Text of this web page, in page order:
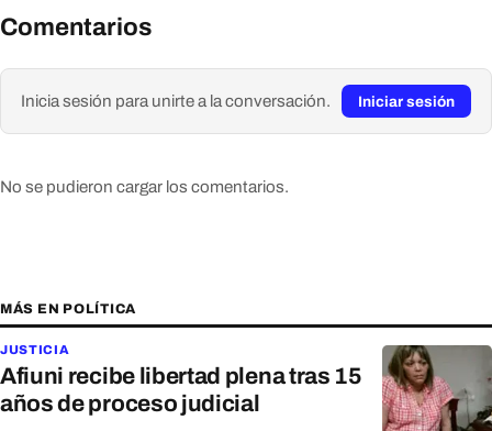
Comentarios
Inicia sesión para unirte a la conversación. Iniciar sesión
No se pudieron cargar los comentarios.
MÁS EN POLÍTICA
JUSTICIA
Afiuni recibe libertad plena tras 15
años de proceso judicial